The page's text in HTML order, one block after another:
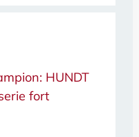
HUNDT
fort